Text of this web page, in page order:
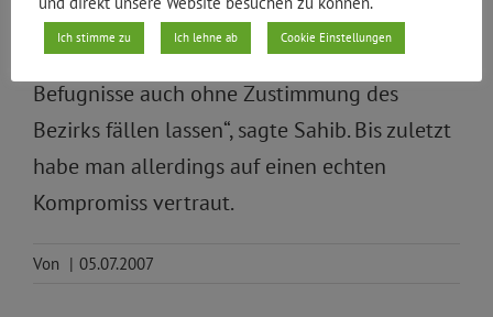
„Leider sitzt das WSA am längeren Hebel und
kann wegen seiner wasserpolizeilichen
Befugnisse auch ohne Zustimmung des
Bezirks fällen lassen“, sagte Sahib. Bis zuletzt
habe man allerdings auf einen echten
Kompromiss vertraut.
Von | 05.07.2007
Ich stimme zu Ich lehne ab Cookie Einstellungen